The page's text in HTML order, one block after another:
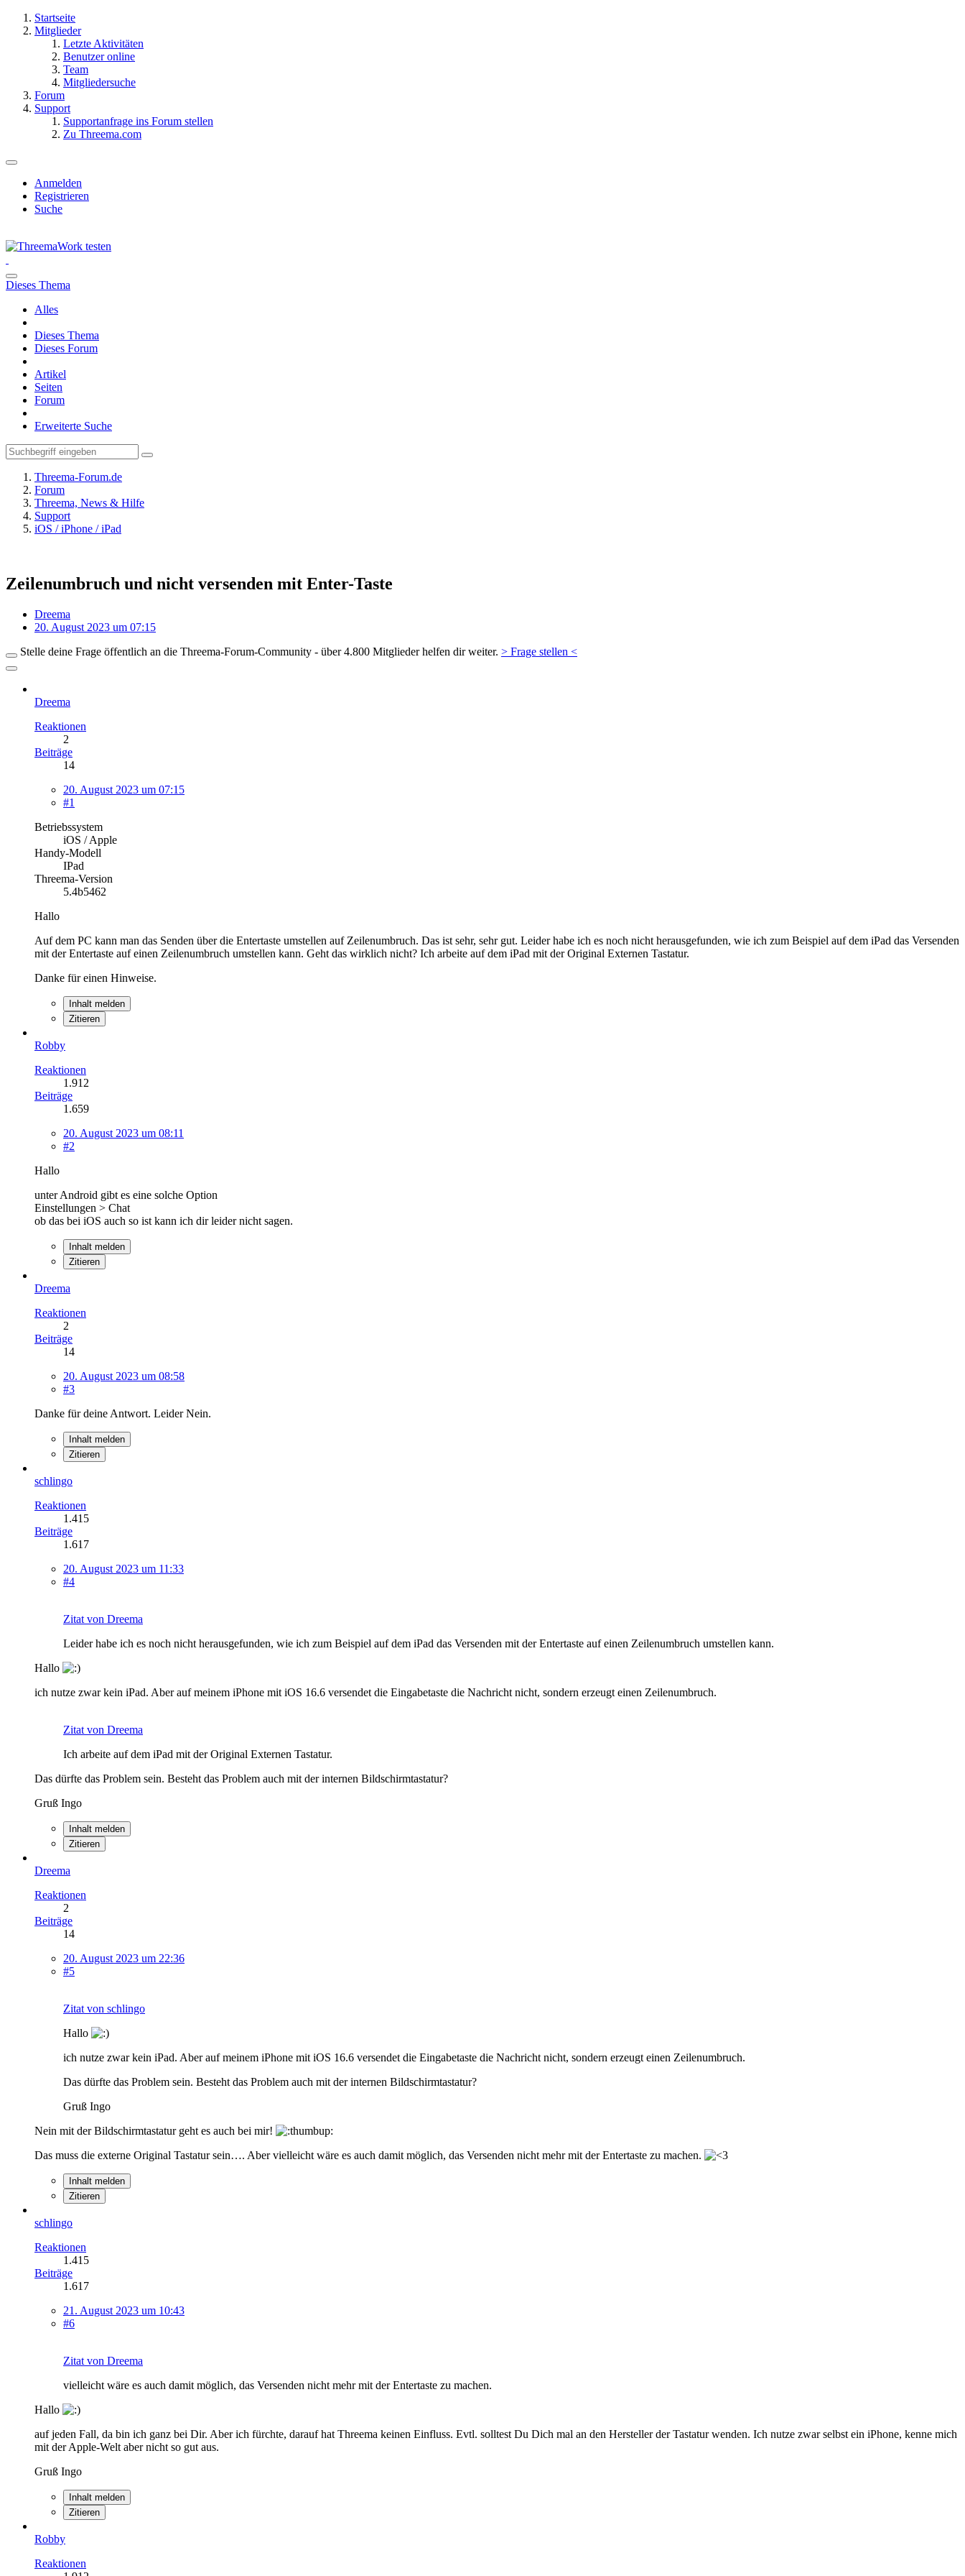
Startseite
Mitglieder
Letzte Aktivitäten
Benutzer online
Team
Mitgliedersuche
Forum
Support
Supportanfrage ins Forum stellen
Zu Threema.com
Anmelden
Registrieren
Suche
Dieses Thema
Alles
Dieses Thema
Dieses Forum
Artikel
Seiten
Forum
Erweiterte Suche
Threema-Forum.de
Forum
Threema, News & Hilfe
Support
iOS / iPhone / iPad
Zeilenumbruch und nicht versenden mit Enter-Taste
Dreema
20. August 2023 um 07:15
Stelle deine Frage öffentlich an die Threema-Forum-Community - über 4.800 Mitglieder helfen dir weiter. > Frage stellen <
Dreema
Reaktionen
2
Beiträge
14
20. August 2023 um 07:15
#1
Betriebssystem
iOS / Apple
Handy-Modell
IPad
Threema-Version
5.4b5462
Hallo
Auf dem PC kann man das Senden über die Entertaste umstellen auf Zeilenumbruch. Das ist sehr, sehr gut. Leider habe ich es noch nicht herausgefunden, wie ich zum Beispiel auf dem iPad das Versenden
mit der Entertaste auf einen Zeilenumbruch umstellen kann. Geht das wirklich nicht? Ich arbeite auf dem iPad mit der Original Externen Tastatur.
Danke für einen Hinweise.
Inhalt melden
Zitieren
Robby
Reaktionen
1.912
Beiträge
1.659
20. August 2023 um 08:11
#2
Hallo
unter Android gibt es eine solche Option
Einstellungen > Chat
ob das bei iOS auch so ist kann ich dir leider nicht sagen.
Inhalt melden
Zitieren
Dreema
Reaktionen
2
Beiträge
14
20. August 2023 um 08:58
#3
Danke für deine Antwort. Leider Nein.
Inhalt melden
Zitieren
schlingo
Reaktionen
1.415
Beiträge
1.617
20. August 2023 um 11:33
#4
Zitat von Dreema
Leider habe ich es noch nicht herausgefunden, wie ich zum Beispiel auf dem iPad das Versenden mit der Entertaste auf einen Zeilenumbruch umstellen kann.
Hallo
ich nutze zwar kein iPad. Aber auf meinem iPhone mit iOS 16.6 versendet die Eingabetaste die Nachricht nicht, sondern erzeugt einen Zeilenumbruch.
Zitat von Dreema
Ich arbeite auf dem iPad mit der Original Externen Tastatur.
Das dürfte das Problem sein. Besteht das Problem auch mit der internen Bildschirmtastatur?
Gruß Ingo
Inhalt melden
Zitieren
Dreema
Reaktionen
2
Beiträge
14
20. August 2023 um 22:36
#5
Zitat von schlingo
Hallo
ich nutze zwar kein iPad. Aber auf meinem iPhone mit iOS 16.6 versendet die Eingabetaste die Nachricht nicht, sondern erzeugt einen Zeilenumbruch.
Das dürfte das Problem sein. Besteht das Problem auch mit der internen Bildschirmtastatur?
Gruß Ingo
Nein mit der Bildschirmtastatur geht es auch bei mir!
Das muss die externe Original Tastatur sein…. Aber vielleicht wäre es auch damit möglich, das Versenden nicht mehr mit der Entertaste zu machen.
Inhalt melden
Zitieren
schlingo
Reaktionen
1.415
Beiträge
1.617
21. August 2023 um 10:43
#6
Zitat von Dreema
vielleicht wäre es auch damit möglich, das Versenden nicht mehr mit der Entertaste zu machen.
Hallo
auf jeden Fall, da bin ich ganz bei Dir. Aber ich fürchte, darauf hat Threema keinen Einfluss. Evtl. solltest Du Dich mal an den Hersteller der Tastatur wenden. Ich nutze zwar selbst ein iPhone, kenne mich
mit der Apple-Welt aber nicht so gut aus.
Gruß Ingo
Inhalt melden
Zitieren
Robby
Reaktionen